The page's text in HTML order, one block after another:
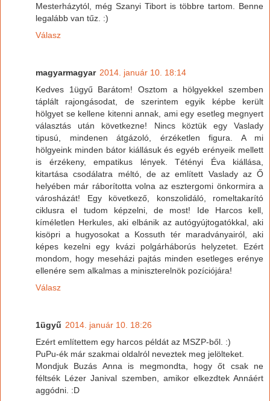
Mesterházytól, még Szanyi Tibort is többre tartom. Benne
legalább van tűz. :)
Válasz
magyarmagyar 2014. január 10. 18:14
Kedves 1ügyű Barátom! Osztom a hölgyekkel szemben
táplált rajongásodat, de szerintem egyik képbe került
hölgyet se kellene kitenni annak, ami egy esetleg megnyert
választás után következne! Nincs köztük egy Vaslady
tipusú, mindenen átgázoló, érzéketlen figura. A mi
hölgyeink minden bátor kiállásuk és egyéb erényeik mellett
is érzékeny, empatikus lények. Tétényi Éva kiállása,
kitartása csodálatra méltó, de az említett Vaslady az Ő
helyében már ráborította volna az esztergomi önkormira a
városházát! Egy következő, konszolidáló, romeltakarító
ciklusra el tudom képzelni, de most! Ide Harcos kell,
kíméletlen Herkules, aki elbánik az autógyújtogatókkal, aki
kisöpri a hugyosokat a Kossuth tér maradványairól, aki
képes kezelni egy kvázi polgárháborús helyzetet. Ezért
mondom, hogy meseházi pajtás minden esetleges erénye
ellenére sem alkalmas a miniszterelnök pozíciójára!
Válasz
1ügyű 2014. január 10. 18:26
Ezért említettem egy harcos példát az MSZP-ből. :)
PuPu-ék már szakmai oldalról neveztek meg jelölteket.
Mondjuk Buzás Anna is megmondta, hogy őt csak ne
féltsék Lézer Janival szemben, amikor elkezdtek Annáért
aggódni. :D